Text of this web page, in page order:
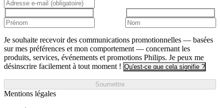
Je souhaite recevoir des communications promotionnelles — basées
sur mes préférences et mon comportement — concernant les
produits, services, événements et promotions Philips. Je peux me
désinscrire facilement à tout moment ! Qu'est-ce que cela signifie ?
Soumettre
Mentions légales